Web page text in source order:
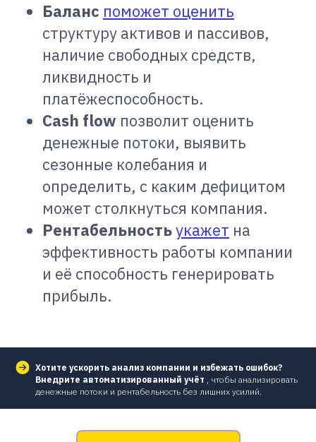
Баланс поможет оценить
структуру активов и пассивов,
наличие свободных средств,
ликвидность и
платёжеспособность.
Cash flow позволит оценить
денежные потоки, выявить
сезонные колебания и
определить, с каким дефицитом
может столкнуться компания.
Рентабельностьукажет на
эффективность работы компании
и её способность генерировать
прибыль.
Хотите ускорить анализ компании и избежать ошибок?
Внедрите автоматизированный учёт , чтобы анализировать
денежные потоки и рентабельность без лишних усилий.